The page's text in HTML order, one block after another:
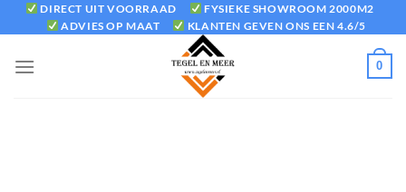
naar
DIRECT UIT VOORRAAD
FYSIEKE SHOWROOM 2000M2
ADVIES OP MAAT
KLANTEN GEVEN ONS EEN 4.6/5
0